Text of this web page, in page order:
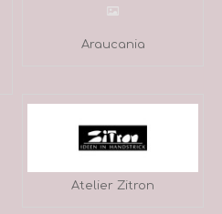
Araucania
Atelier Zitron